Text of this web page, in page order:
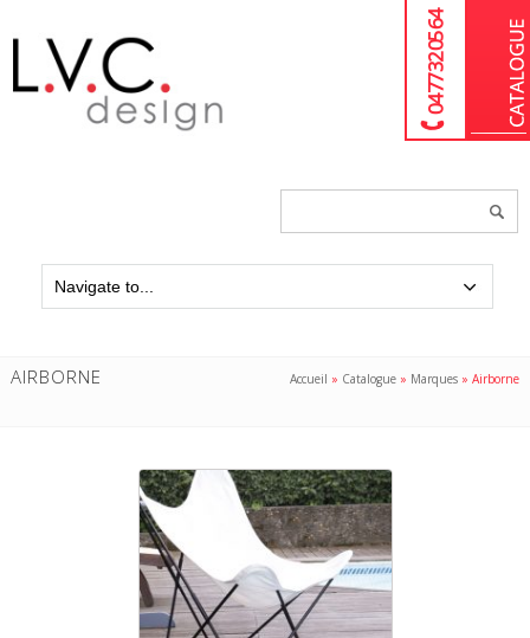
04 77 32 05 64
AIRBORNE Accueil » Catalogue » Marques »Airborne